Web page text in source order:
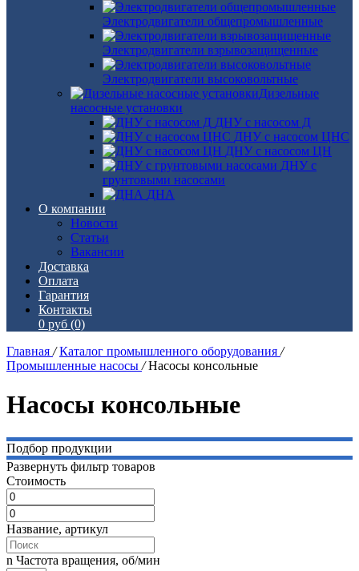
Электродвигатели общепромышленные
Электродвигатели взрывозащищенные
Электродвигатели высоковольтные
Дизельные
насосные установки
ДНУ с насосом Д
ДНУ с насосом ЦНС
ДНУ с насосом ЦН
ДНУ с
грунтовыми насосами
ДНА
О компании
Новости
Статьи
Вакансии
Доставка
Оплата
Гарантия
Контакты
0 руб (0)
Главная / Каталог промышленного оборудования /
Промышленные насосы / Насосы консольные
Насосы консольные
Подбор продукции
Развернуть фильтр товаров
Стоимость
Название, артикул
n Частота вращения, об/мин